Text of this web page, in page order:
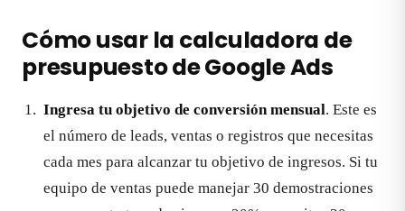
Cómo usar la calculadora de
presupuesto de Google Ads
Ingresa tu objetivo de conversión mensual. Este es
el número de leads, ventas o registros que necesitas
cada mes para alcanzar tu objetivo de ingresos. Si tu
equipo de ventas puede manejar 30 demostraciones